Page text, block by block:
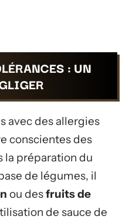
: UN
avec des allergies
conscientes des
la préparation du
de légumes, il
ou desfruits de
de sauce de